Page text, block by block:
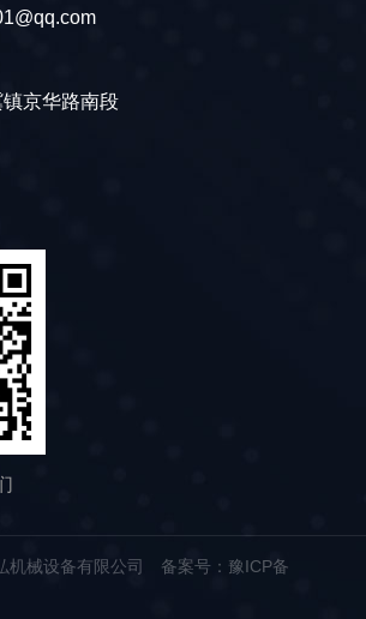
断面 还不能作润滑处理，正在研究使用磷化润滑方法
闭式镦锻由于没有飞边，材料的利用率就高。用一道
复杂锻件的精加工。由于没有飞边，锻件的受力面积
模的相对位置和对锻件进行测量，努力减少锻模的磨
锻造又可分为摆辗、摆旋锻、辊锻、楔横轧、不锈钢
是与锻件尺寸相比，锻造力较小情况下也可实现形
种锻造方式，加工时材料从模具面附近向自由表面扩
所以，将锻模的运动方向和旋锻工序用计算机控制，
形状复杂、精度高的产品。例如生产品种多、尺寸大的
备的模具运动与自由度是不一致的，根据下死点变形
述四种形式：***锻造力形式：油压直接驱动滑块的油
锻件公差、形状精度和锻模寿命有影响。另外，为了
京华路南段
机械设备有限公司 备案号：豫ICP备